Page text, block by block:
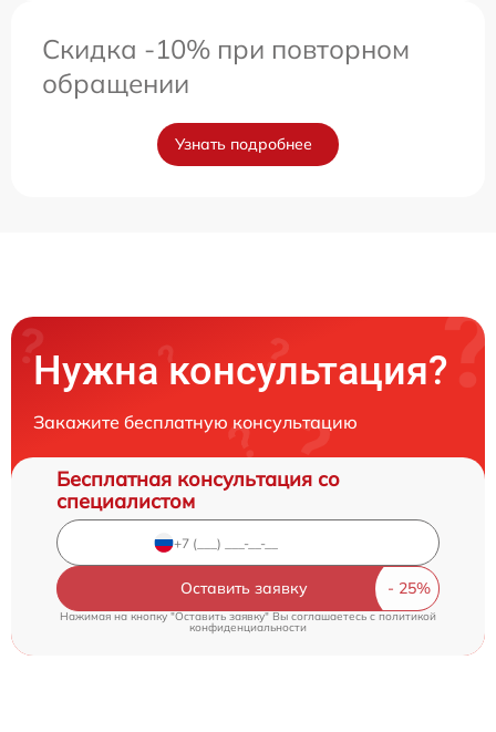
Скидка -10% при повторном
обращении
Узнать подробнее
Нужна консультация?
Закажите бесплатную консультацию
Бесплатная консультация со
специалистом
Оставить заявку
Нажимая на кнопку "Оставить заявку" Вы соглашаетесь cполитикой
конфиденциальности